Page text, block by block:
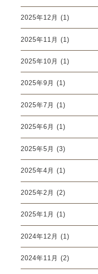
2025年12月 (1)
2025年11月 (1)
2025年10月 (1)
2025年9月 (1)
2025年7月 (1)
2025年6月 (1)
2025年5月 (3)
2025年4月 (1)
2025年2月 (2)
2025年1月 (1)
2024年12月 (1)
2024年11月 (2)